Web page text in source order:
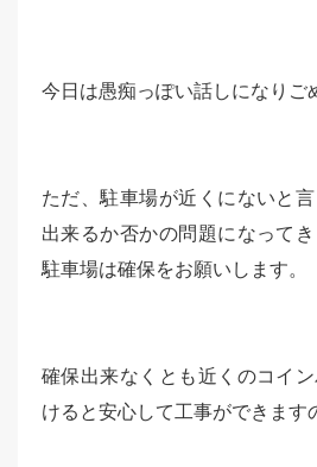
今日は愚痴っぽい話しになりご
ただ、駐車場が近くにないと
出来るか否かの問題になって
駐車場は確保をお願いします。
確保出来なくとも近くのコイ
けると安心して工事ができます